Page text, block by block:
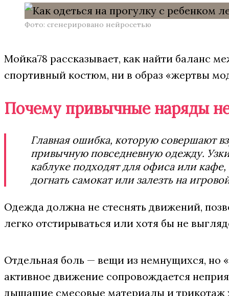
Фото: сгенерировано нейросетью
Мойка78 рассказывает, как найти баланс
спортивный костюм, ни в образ «жертвы
Почему привычные наряды
Главная ошибка, которую совершают
привычную повседневную одежду.
каблуке подходят для офиса или
догнать самокат или залезть на
Одежда должна не стеснять движений,
легко отстирываться или хотя бы не
Отдельная боль — вещи из немнущихся, но
активное движение сопровождается
дышащие смесовые материалы и трикотаж